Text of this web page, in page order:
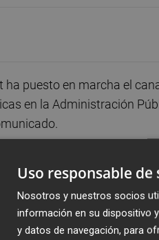
ha puesto en marcha el
en la Administración
dentro de la
control interno la
a los sistemas de
Uso responsable de
Nosotros y nuestros socios
información en su dispositivo
y datos de navegación, para